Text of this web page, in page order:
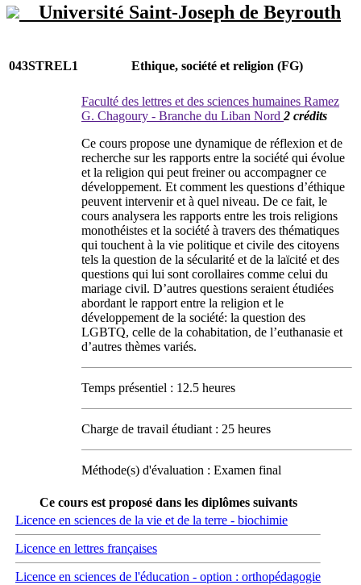
Université Saint-Joseph de Beyrouth
043STREL1 Ethique, société et religion (FG)
Faculté des lettres et des sciences humaines Ramez
G. Chagoury - Branche du Liban Nord 2 crédits
Ce cours propose une dynamique de réflexion et de
recherche sur les rapports entre la société qui évolue
et la religion qui peut freiner ou accompagner ce
développement. Et comment les questions d’éthique
peuvent intervenir et à quel niveau. De ce fait, le
cours analysera les rapports entre les trois religions
monothéistes et la société à travers des thématiques
qui touchent à la vie politique et civile des citoyens
tels la question de la sécularité et de la laïcité et des
questions qui lui sont corollaires comme celui du
mariage civil. D’autres questions seraient étudiées
abordant le rapport entre la religion et le
développement de la société: la question des
LGBTQ, celle de la cohabitation, de l’euthanasie et
d’autres thèmes variés.
Temps présentiel : 12.5 heures
Charge de travail étudiant : 25 heures
Méthode(s) d'évaluation : Examen final
Ce cours est proposé dans les diplômes suivants
Licence en sciences de la vie et de la terre - biochimie
Licence en lettres françaises
Licence en sciences de l'éducation - option : orthopédagogie